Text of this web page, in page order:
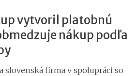
vytvoril platobnú
nákup podľa
slovenská firma v spolupráci so